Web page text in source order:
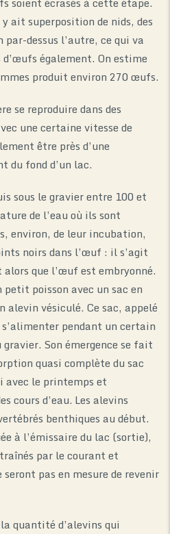
ait superposition de nids, des
dessus l’autre, ce qui va
également. On estime
produit environ 270 œufs.
se reproduire dans des
une certaine vitesse de
être près d’une
du fond d’un lac.
sous le gravier entre 100 et
de l’eau où ils sont
environ, de leur incubation,
noirs dans l’œuf : il s’agit
alors que l’œuf est embryonné.
poisson avec un sac en
alevin vésiculé. Ce sac, appelé
pendant un certain
Son émergence se fait
quasi complète du sac
avec le printemps et
cours d’eau. Les alevins
benthiques au début.
à l’émissaire du lac (sortie),
par le courant et
pas en mesure de revenir
quantité d’alevins qui